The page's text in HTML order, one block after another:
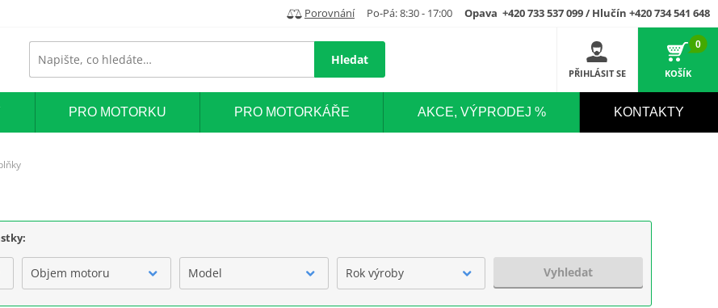
Porovnání Po-Pá: 8:30 - 17:00 Opava +420 733 537 099 / Hlučín +420 734 541 648
Hledat
PŘIHLÁSIT SE
0
KOŠÍK
PRO MOTORKU PRO MOTORKÁŘE AKCE, VÝPRODEJ % KONTAKTY
Objem motoru Model Rok výroby Vyhledat